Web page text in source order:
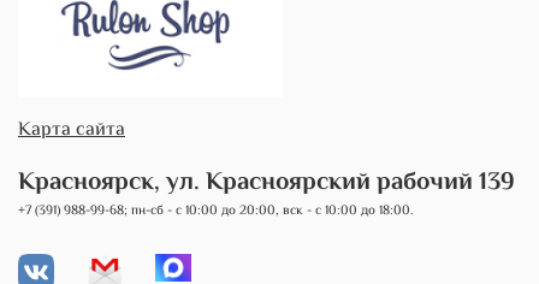
Красноярск, ул. Красноярский рабочий 139
+7 (391) 988-99-68; пн-сб - с 10:00 до 20:00, вск - с 10:00 до 18:00.
Карта сайта